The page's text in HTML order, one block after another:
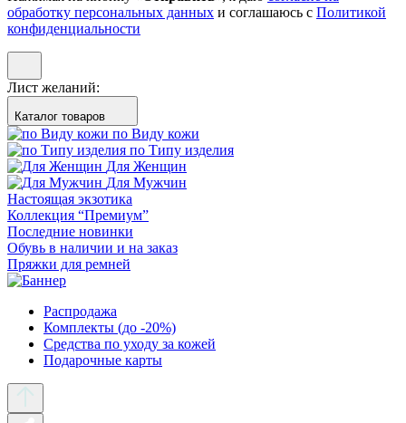
обработку персональных данных и соглашаюсь с Политикой
конфиденциальности
Лист желаний:
Каталог товаров
по Виду кожи
по Типу изделия
Для Женщин
Для Мужчин
Настоящая экзотика
Коллекция “Премиум”
Последние новинки
Обувь в наличии и на заказ
Пряжки для ремней
Распродажа
Комплекты (до -20%)
Средства по уходу за кожей
Подарочные карты